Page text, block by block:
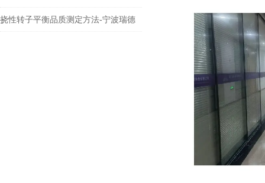
挠性转子平衡品质测定方法-宁波瑞德